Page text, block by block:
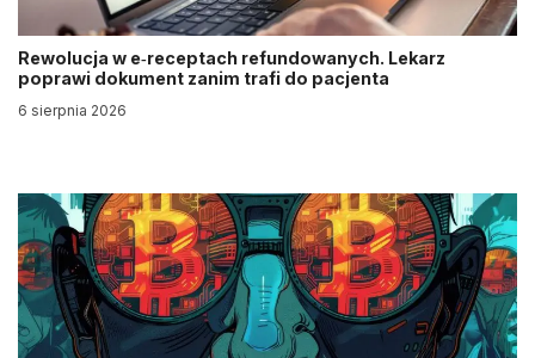
Rewolucja w e‑receptach refundowanych. Lekarz
poprawi dokument zanim trafi do pacjenta
6 sierpnia 2026